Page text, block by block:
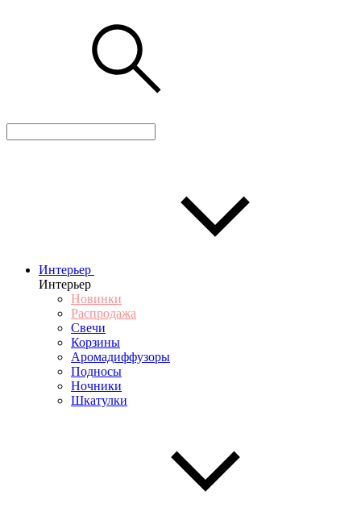
Интерьер
Интерьер
Новинки
Распродажа
Свечи
Корзины
Аромадиффузоры
Подносы
Ночники
Шкатулки